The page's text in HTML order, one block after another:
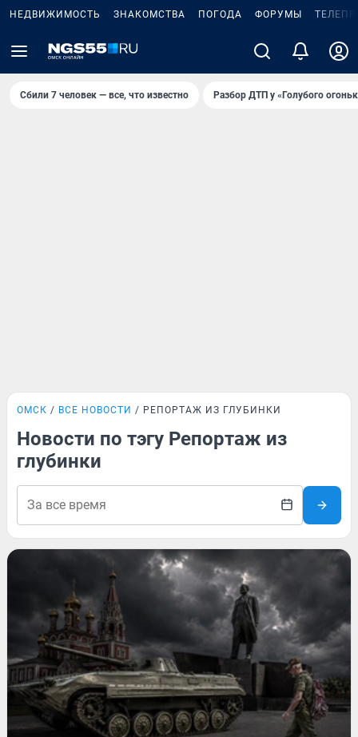
НЕДВИЖИМОСТЬ ЗНАКОМСТВА ПОГОДА ФОРУМЫ
Сбили 7 человек — все, что известно Разбор ДТП у «Голубого
ОМСК ВСЕ НОВОСТИ РЕПОРТАЖ ИЗ ГЛУБИНКИ
Новости по тэгу Репортаж из
глубинки